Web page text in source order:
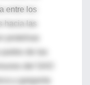
entre los
hacia las
y garganta